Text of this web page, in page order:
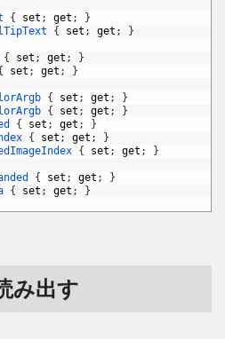
{ set ; get ;
}
{ set ; get ; }
{ set ; get ;
}
set ; get ; }
{ set ; get ;
}
{ set ; get ;
}
{ set ; get ;
}
{ set ; get ;
}
{ set ; get ; }
{ set ; get ;
}
{ set ; get ;
}
み出す